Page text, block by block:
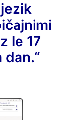
le 17
dan.“